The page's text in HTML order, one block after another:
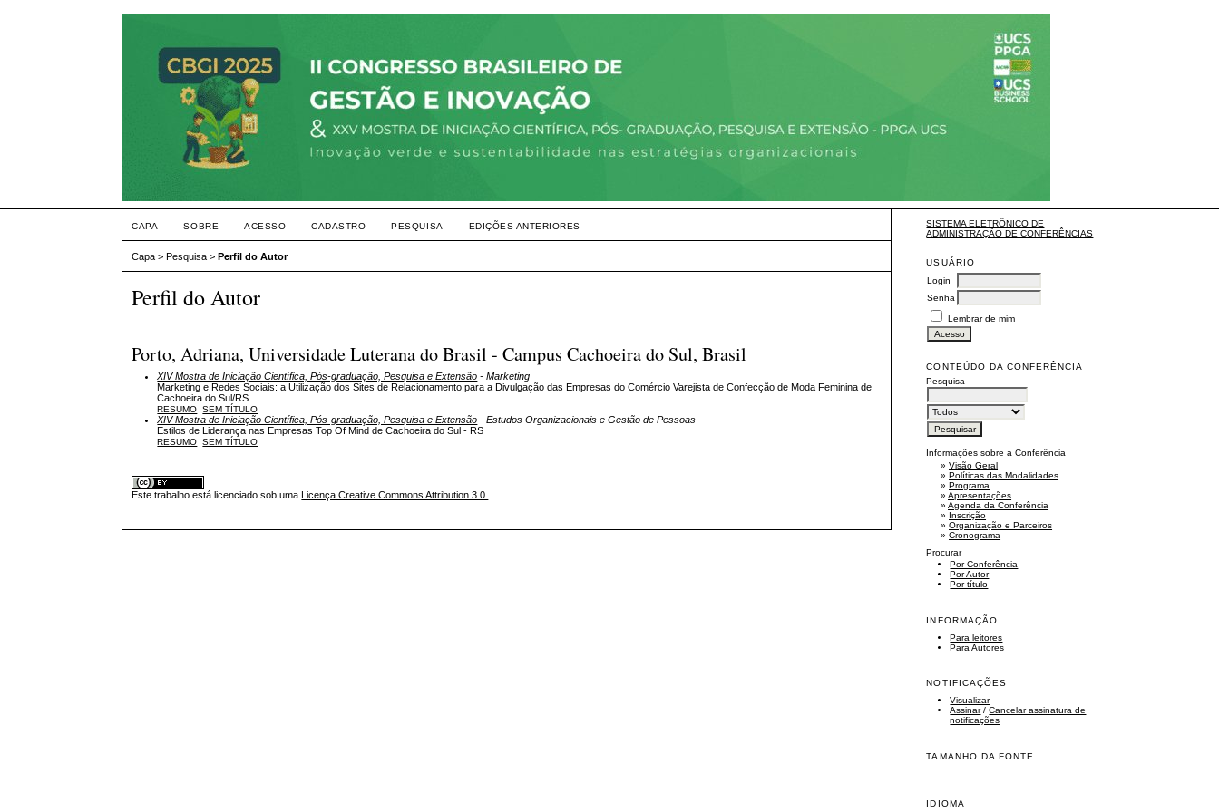
SISTEMA ELETRÔNICO DE
ADMINISTRAÇÃO DE CONFERÊNCIAS
USUÁRIO
Login
Senha
Lembrar de mim
CONTEÚDO DA CONFERÊNCIA
Pesquisa
Informações sobre a Conferência
»Visão Geral
»Políticas das Modalidades
»Programa
»Apresentações
»Agenda da Conferência
» Inscrição
»Organização e Parceiros
»Cronograma
Procurar
Por Conferência
Por Autor
Por título
INFORMAÇÃO
Para leitores
Para Autores
NOTIFICAÇÕES
Visualizar
Assinar/Cancelar assinatura de
notificações
TAMANHO DA FONTE
IDIOMA
CAPA SOBRE ACESSO CADASTRO PESQUISA EDIÇÕES ANTERIORES
Capa >Pesquisa >Perfil do Autor
Perfil do Autor
Porto, Adriana, Universidade Luterana do Brasil - Campus Cachoeira do Sul, Brasil
XIV Mostra de Iniciação Científica, Pós-graduação, Pesquisa e Extensão - Marketing
Marketing e Redes Sociais: a Utilização dos Sites de Relacionamento para a Divulgação das Empresas do Comércio Varejista de Confecção de Moda Feminina de
Cachoeira do Sul/RS
RESUMO SEM TÍTULO
XIV Mostra de Iniciação Científica, Pós-graduação, Pesquisa e Extensão - Estudos Organizacionais e Gestão de Pessoas
Estilos de Liderança nas Empresas Top Of Mind de Cachoeira do Sul - RS
RESUMO SEM TÍTULO
Este trabalho está licenciado sob uma Licença Creative Commons Attribution 3.0